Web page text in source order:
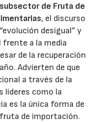
subsector de Fruta de
, el discurso
desigual” y
frente a la media
de la recuperación
Advierten de que
a través de la
líderes como la
es la única forma de
de importación.